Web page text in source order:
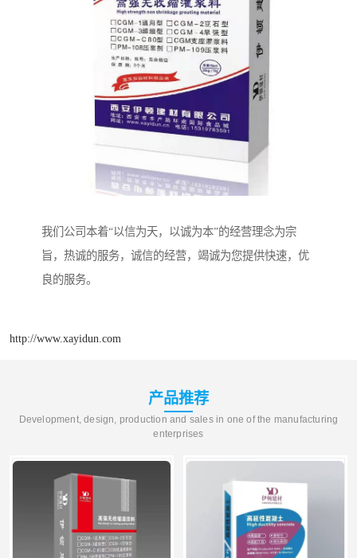
我们公司本着“以信为天，以诚为本”的经营理念为宗
旨，热诚的服务，诚信的经营，竭诚为您提供快速，优
良的服务。
http://www.xayidun.com
产品推荐
Development, design, production and sales in one of the manufacturing
enterprises